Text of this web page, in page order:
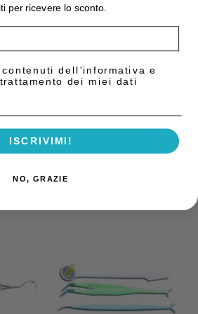
per ricevere lo sconto.
contenuti dell'informativa e
dei miei dati
ISCRIVIMI!
NO, GRAZIE